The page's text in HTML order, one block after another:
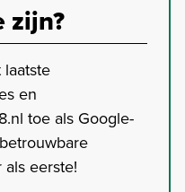
zijn?
en
toe als Google-
eerste!